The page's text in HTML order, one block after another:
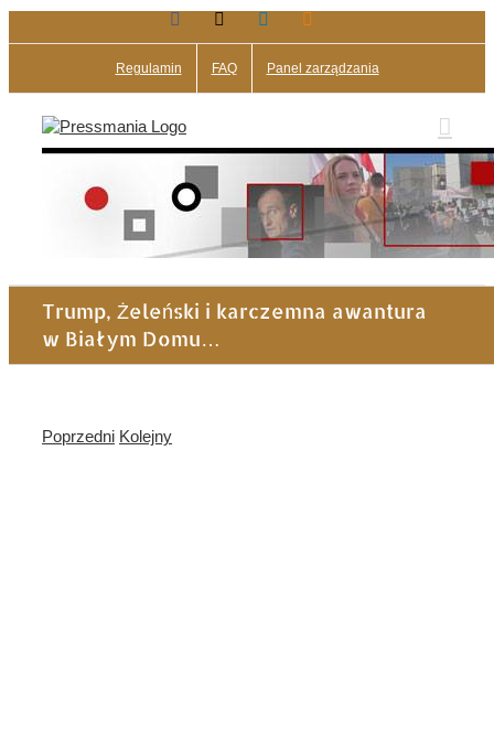
do
Facebook LinkedIn
Regulamin FAQ Panel zarządzania
Trump, Żeleński i karczemna awantura
w Białym Domu…
Poprzedni Kolejny